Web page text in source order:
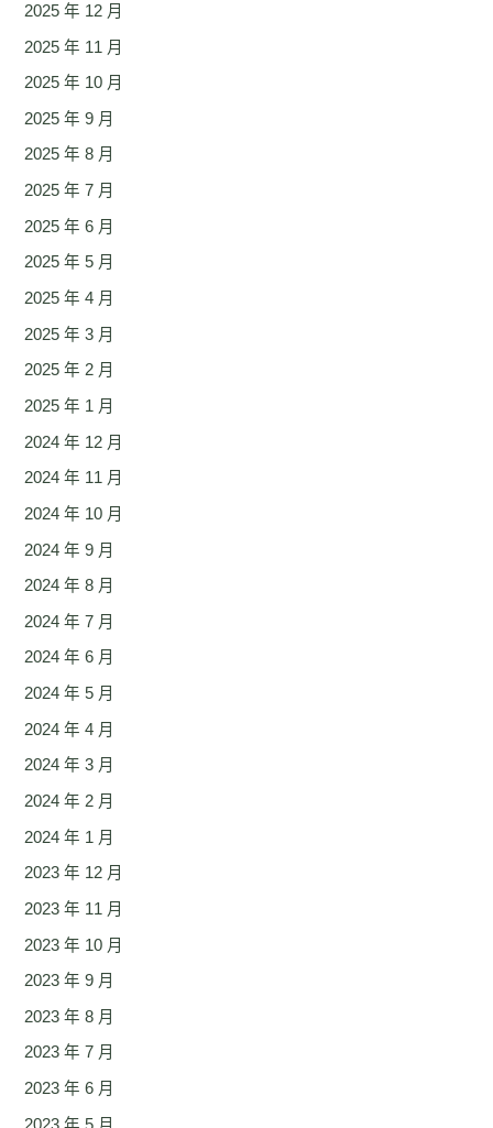
2025 年 12 月
2025 年 11 月
2025 年 10 月
2025 年 9 月
2025 年 8 月
2025 年 7 月
2025 年 6 月
2025 年 5 月
2025 年 4 月
2025 年 3 月
2025 年 2 月
2025 年 1 月
2024 年 12 月
2024 年 11 月
2024 年 10 月
2024 年 9 月
2024 年 8 月
2024 年 7 月
2024 年 6 月
2024 年 5 月
2024 年 4 月
2024 年 3 月
2024 年 2 月
2024 年 1 月
2023 年 12 月
2023 年 11 月
2023 年 10 月
2023 年 9 月
2023 年 8 月
2023 年 7 月
2023 年 6 月
2023 年 5 月